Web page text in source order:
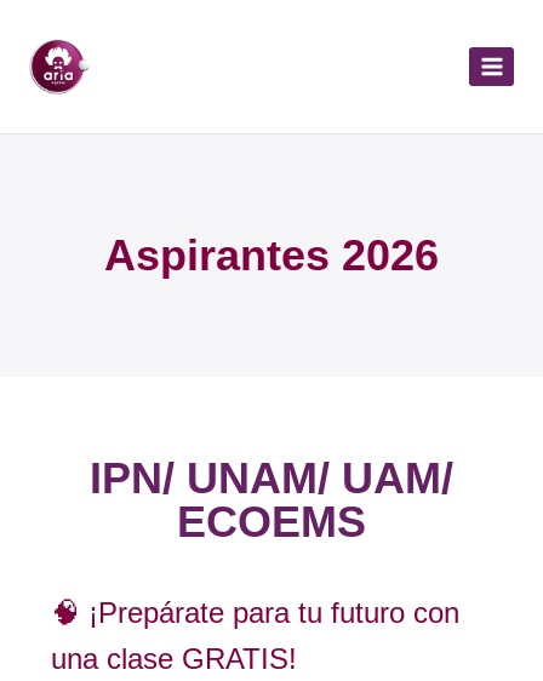
Aspirantes 2026
IPN/ UNAM/ UAM/
ECOEMS
🧠 ¡Prepárate para tu futuro con
una clase GRATIS!